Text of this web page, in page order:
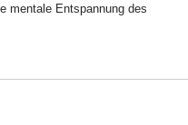
mentale Entspannung des